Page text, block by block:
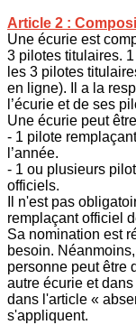
Article 2 :
Une écurie est
3 pilotes titulaires.
les 3 pilotes
en ligne). Il a la
l’écurie et de ses
Une écurie peut
- 1 pilote
l’année.
- 1 ou plusieurs
officiels.
Il n'est pas
remplaçant officiel
Sa nomination est
besoin.
personne peut être
autre écurie et
dans l'article «
s'appliquent.